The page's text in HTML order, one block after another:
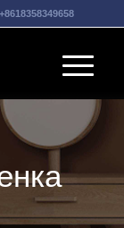
+8618358349658